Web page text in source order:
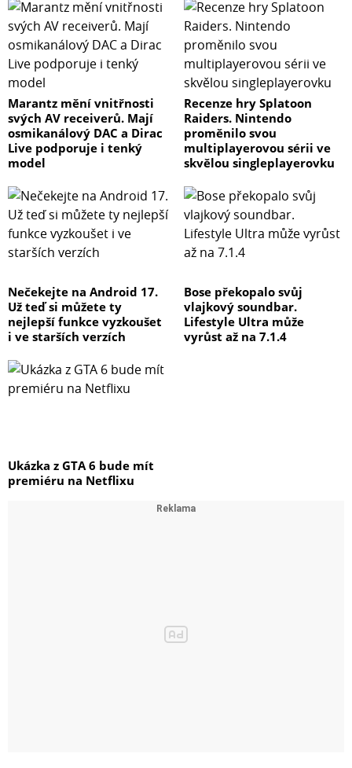
Marantz mění vnitřnosti
svých AV receiverů. Mají
osmikanálový DAC a Dirac
Live podporuje i tenký
model
Recenze hry Splatoon
Raiders. Nintendo
proměnilo svou
multiplayerovou sérii ve
skvělou singleplayerovku
Nečekejte na Android 17.
Už teď si můžete ty
nejlepší funkce vyzkoušet
i ve starších verzích
Bose překopalo svůj
vlajkový soundbar.
Lifestyle Ultra může
vyrůst až na 7.1.4
Ukázka z GTA 6 bude mít
premiéru na Netflixu